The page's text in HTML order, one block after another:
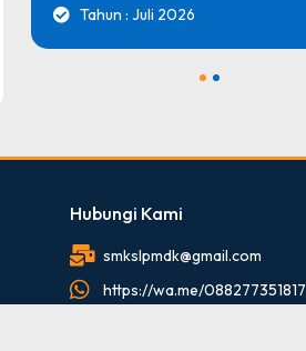
Tahun : Juli 2026
Hubungi Kami
smkslpmdk@gmail.com
https://wa.me/088277351817